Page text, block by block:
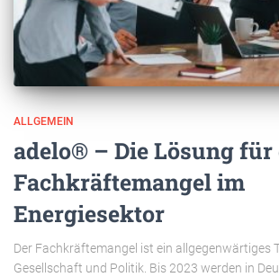
ALLGEMEIN
adelo® – Die Lösung für
Fachkräftemangel im
Energiesektor
Der Fachkräftemangel ist ein allgegenwärtiges
Gesellschaft und Politik. Bis 2023 werden in